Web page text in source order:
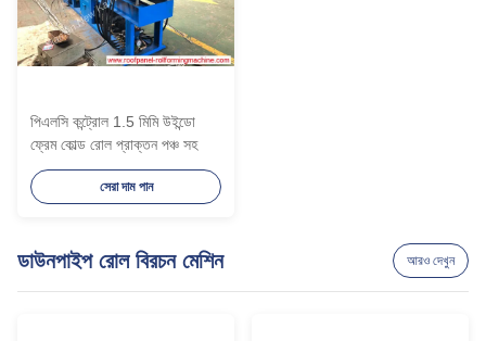
পিএলসি কন্ট্রোল 1.5 মিমি উইন্ডো
ফ্রেম কোল্ড রোল প্রাক্তন পঞ্চ সহ
সেরা দাম পান
ডাউনপাইপ রোল বিরচন মেশিন আরও দেখুন